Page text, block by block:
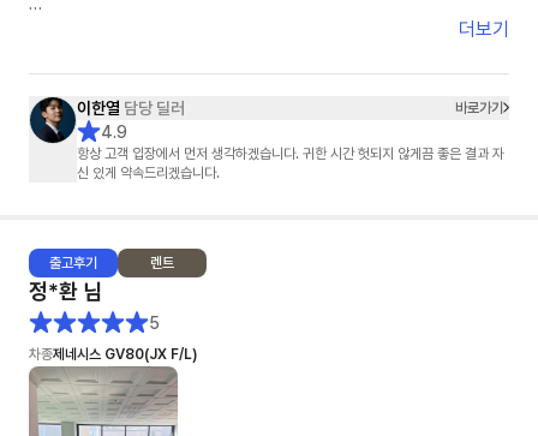
"장기 렌트카 생각있어? 엉뚱한데서 지원 받지 말고, 무조건 이연주 매니저
주변에 소개할께요
감사합니당😍😍😍
더보기
이한열 담당 딜러 바로가기
4.9
항상 고객 입장에서 먼저 생각하겠습니다. 귀한 시간 헛되지 않게끔 좋은 결과 자
신 있게 약속드리겠습니다.
출고후기 렌트
정*환 님
5
차종제네시스 GV80(JX F/L)